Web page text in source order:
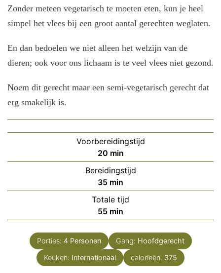
Zonder meteen vegetarisch te moeten eten, kun je heel
simpel het vlees bij een groot aantal gerechten weglaten.
En dan bedoelen we niet alleen het welzijn van de
dieren; ook voor ons lichaam is te veel vlees niet gezond.
Noem dit gerecht maar een semi-vegetarisch gerecht dat
erg smakelijk is.
Voorbereidingstijd
20minuten
min
Bereidingstijd
35minuten
min
Totale tijd
55minuten
min
Porties: 4 Personen Gang: Hoofdgerecht
Keuken: Internationaal calorieën: 375